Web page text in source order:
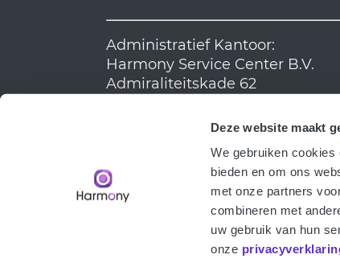
Deze website maakt
We gebruiken
bieden en om ons
met onze partners
combineren met
uw gebruik van hun
onze
Administratief Kantoor:
Harmony Service Center B.V.
Admiraliteitskade 62